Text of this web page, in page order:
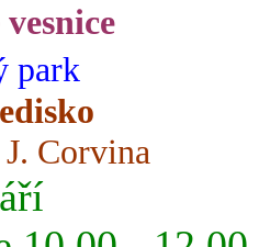
park
Corvina